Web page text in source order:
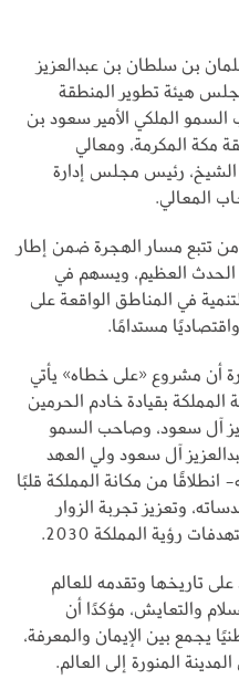
بن سلطان بن عبدالعزيز
هيئة تطوير المنطقة
الملكي الأمير سعود بن
مكة المكرمة، ومعالي
رئيس مجلس إدارة
المعالي.
تتبع مسار الهجرة ضمن إطار
الحدث العظيم، ويسهم في
في المناطق الواقعة على
مستدامًا.
أن مشروع «على خطاه» يأتي
المملكة بقيادة خادم الحرمين
آل سعود، وصاحب السمو
آل سعود ولي العهد
من مكانة المملكة قلبًا
وتعزيز تجربة الزوار
رؤية المملكة 2030.
تاريخها وتقدمه للعالم
والتعايش، مؤكدًا أن
يجمع بين الإيمان والمعرفة،
المنورة إلى العالم.